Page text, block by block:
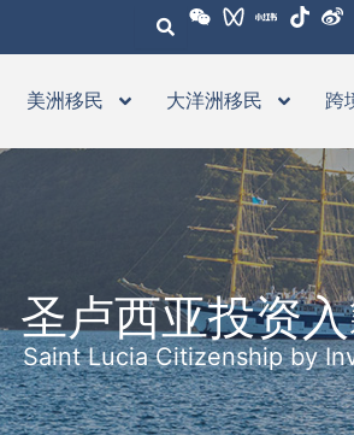
美洲移民 大洋洲移民 跨
圣卢西亚投资
Saint Lucia Citizenship by